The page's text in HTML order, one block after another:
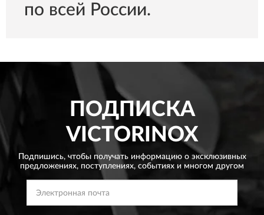
по всей России.
ПОДПИСКА
VICTORINOX
Подпишись, чтобы получать информацию о эксклюзивных
предложениях, поступлениях, событиях и многом другом